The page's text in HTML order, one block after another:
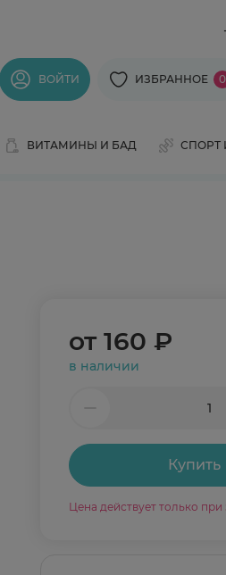
ВОЙТИ ИЗБРАННОЕ 0
ВИТАМИНЫ И БАД СПОРТ
от 160 ₽
в наличии
Купить
Цена действует только при